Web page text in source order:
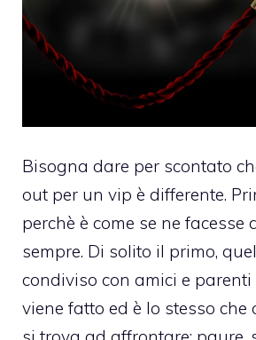
Bisogna dare per scontato
out per un vip è differente.
perchè è come se ne facesse
sempre. Di solito il primo,
condiviso con amici e parenti
viene fatto ed è lo stesso